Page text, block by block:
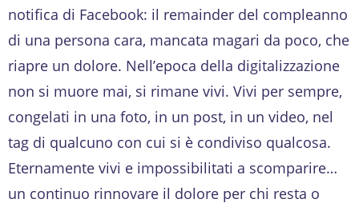
notifica di Facebook: il remainder del compleanno
di una persona cara, mancata magari da poco, che
riapre un dolore. Nell’epoca della digitalizzazione
non si muore mai, si rimane vivi. Vivi per sempre,
congelati in una foto, in un post, in un video, nel
tag di qualcuno con cui si è condiviso qualcosa.
Eternamente vivi e impossibilitati a scomparire…
un continuo rinnovare il dolore per chi resta o